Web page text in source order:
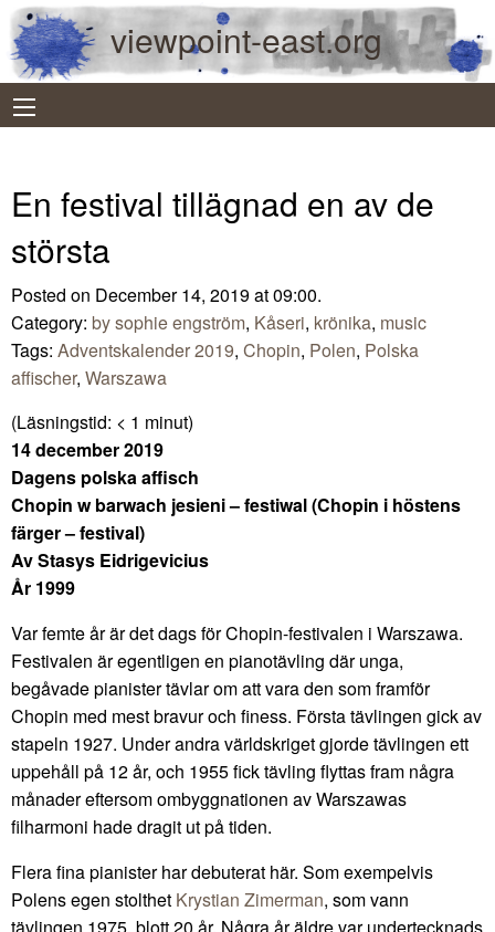
viewpoint-east.org
En festival tillägnad en av de
största
Posted on December 14, 2019 at 09:00.
Category: by sophie engström, Kåseri, krönika, music
Tags: Adventskalender 2019, Chopin, Polen, Polska
affischer, Warszawa
(Läsningstid: < 1 minut)
14 december 2019
Dagens polska affisch
Chopin w barwach jesieni – festiwal (Chopin i höstens
färger – festival)
Av Stasys Eidrigevicius
År 1999
Var femte år är det dags för Chopin-festivalen i Warszawa.
Festivalen är egentligen en pianotävling där unga,
begåvade pianister tävlar om att vara den som framför
Chopin med mest bravur och finess. Första tävlingen gick av
stapeln 1927. Under andra världskriget gjorde tävlingen ett
uppehåll på 12 år, och 1955 fick tävling flyttas fram några
månader eftersom ombyggnationen av Warszawas
filharmoni hade dragit ut på tiden.
Flera fina pianister har debuterat här. Som exempelvis
Polens egen stolthet Krystian Zimerman, som vann
tävlingen 1975, blott 20 år. Några år äldre var undertecknads